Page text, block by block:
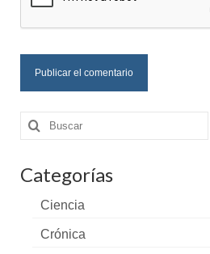
Buscar
por:
Categorías
Ciencia
Crónica